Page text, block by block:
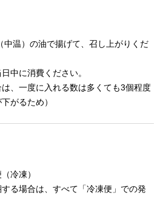
温）の油で揚げて、召し上がりくだ
中に消費ください。
、一度に入れる数は多くても3個程度
がるため）
冷凍）
る場合は、すべて「冷凍便」での発